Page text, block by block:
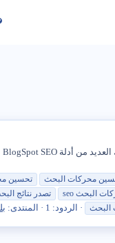
محركات البحث تحسين
البحث seo تصدر نتائج
البحث الردود: 1 المنتدى: